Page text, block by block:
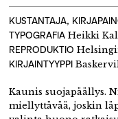
KUSTANTAJA,
TYPOGRAFIA Heikki
REPRODUKTIO
KIRJAINTYYPPI
Kaunis suojapäällys.
miellyttävää, joskin